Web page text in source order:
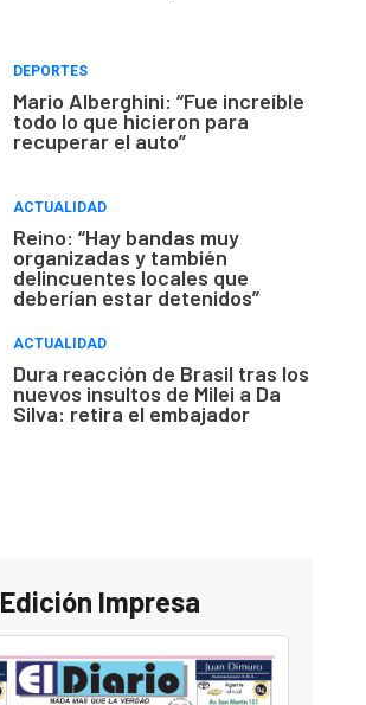
DEPORTES
Mario Alberghini: “Fue increíble
todo lo que hicieron para
recuperar el auto”
ACTUALIDAD
Reino: “Hay bandas muy
organizadas y también
delincuentes locales que
deberían estar detenidos”
ACTUALIDAD
Dura reacción de Brasil tras los
nuevos insultos de Milei a Da
Silva: retira el embajador
Edición Impresa